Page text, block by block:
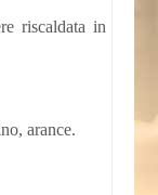
riscaldata in
arance.